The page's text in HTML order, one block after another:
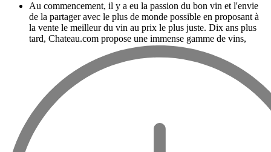
Au commencement, il y a eu la passion du bon vin et l'envie
de la partager avec le plus de monde possible en proposant à
la vente le meilleur du vin au prix le plus juste. Dix ans plus
tard, Chateau.com propose une immense gamme de vins,
champagnes et spiritueux rigoureusement sélectionnés.
Boire du bon vin ne doit pas être une question
de budget
De 10 à plus de 10000 euros, vous trouverez ici les meilleurs